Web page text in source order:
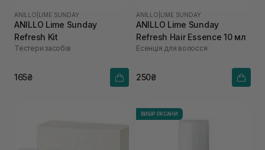
ANILLO LIME SUNDAY
ANILLO Lime Sunday
Refresh Kit
Тестери засобів
165₴
ANILLO LIME SUNDAY
ANILLO Lime Sunday
Refresh Hair Essence 10 мл
Есенція для волосся
250₴
ВИБІР ОКСАНИ